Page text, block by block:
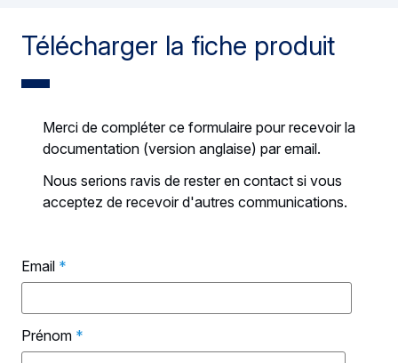
Télécharger la fiche produit
Merci de compléter ce formulaire pour recevoir la
documentation (version anglaise) par email.
Nous serions ravis de rester en contact si vous
acceptez de recevoir d'autres communications.
Email *
Prénom *